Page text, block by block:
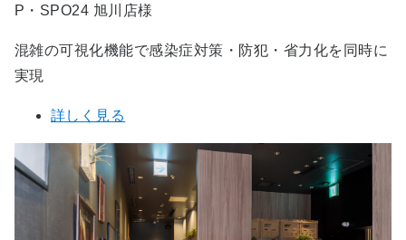
P・SPO24 旭川店様
混雑の可視化機能で感染症対策・防犯・省力化を同時に
実現
詳しく見る